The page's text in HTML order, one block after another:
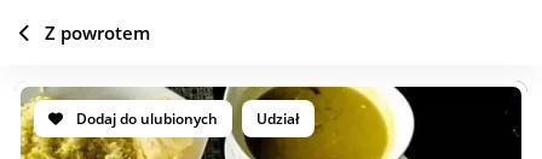
Dodaj do ulubionych Udział
Z powrotem